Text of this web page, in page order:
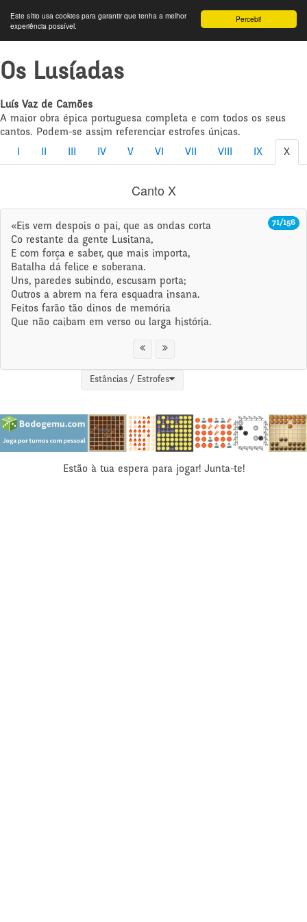
Percebi!
Este sítio usa cookies para garantir que tenha a melhor
experiência possível.
Os Lusíadas
Luís Vaz de Camões
A maior obra épica portuguesa completa e com todos os seus
cantos. Podem-se assim referenciar estrofes únicas.
IV V VI VII VIII IX X
Canto X
71/156
«Eis vem despois o pai, que as ondas corta
Co restante da gente Lusitana,
E com força e saber, que mais importa,
Batalha dá felice e soberana.
Uns, paredes subindo, escusam porta;
Outros a abrem na fera esquadra insana.
Feitos farão tão dinos de memória
Que não caibam em verso ou larga história.
Estâncias / Estrofes
Estão à tua espera para jogar! Junta-te!